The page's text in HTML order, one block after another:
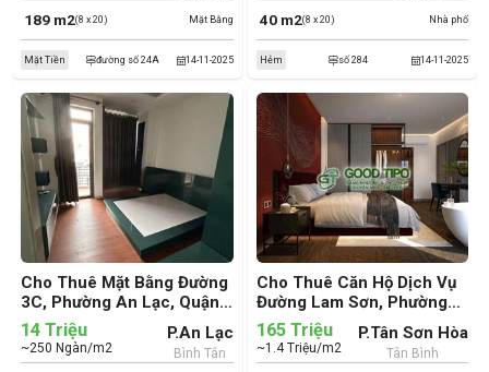
Mặt Bằng
189 m2(8 x 20)
14-11-2025
Mặt Tiền đường số 24A
Nhà phố
40 m2(8 x 20)
14-11-2025
Hẻm số 284
Cho Thuê Mặt Bằng Đường
3C, Phường An Lạc, Quận
Bình Tân (cũ)
14 Triệu
~250 Ngàn/m2
P.An Lạc
Bình Tân
Cho Thuê Căn Hộ Dịch Vụ
Đường Lam Sơn, Phường
Tân Sơn Hòa, Quận Tân
Bình (cũ)
165 Triệu
~1.4 Triệu/m2
P.Tân Sơn Hòa
Tân Bình